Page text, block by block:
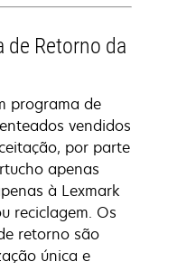
de Retorno da
programa de
vendidos
por parte
apenas
à Lexmark
reciclagem. Os
retorno são
única e